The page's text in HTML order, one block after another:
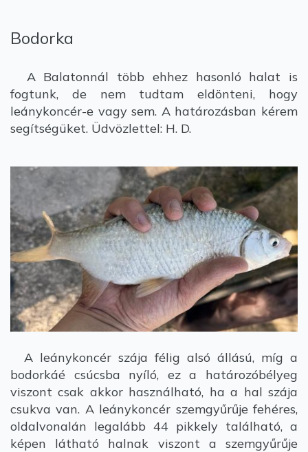
Bodorka
A Balatonnál több ehhez hasonló halat is
fogtunk, de nem tudtam eldönteni, hogy
leánykoncér-e vagy sem. A határozásban kérem
segítségüket. Üdvözlettel: H. D.
A leánykoncér szája félig alsó állású, míg a
bodorkáé csúcsba nyíló, ez a határozóbélyeg
viszont csak akkor használható, ha a hal szája
csukva van. A leánykoncér szemgyűrűje fehéres,
oldalvonalán legalább 44 pikkely található, a
képen látható halnak viszont a szemgyűrűje